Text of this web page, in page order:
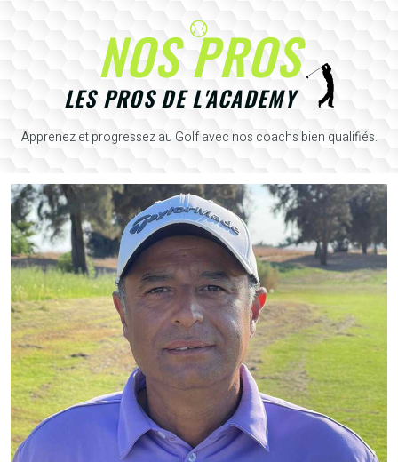
NOS PROS
LES PROS DE L'ACADEMY
Apprenez et progressez au Golf avec nos coachs bien qualifiés.